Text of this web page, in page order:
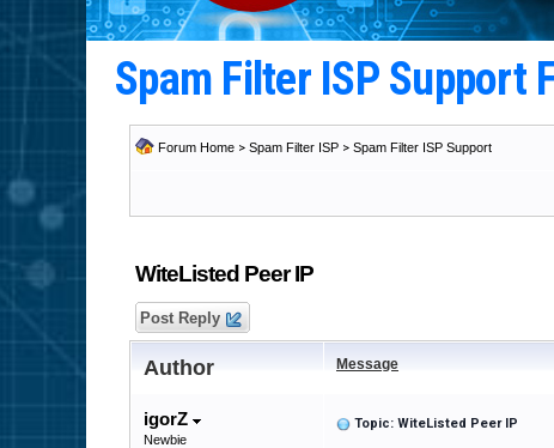
Spam Filter ISP Support
Forum Home > Spam Filter ISP > Spam Filter ISP Support
WiteListed Peer IP
Post Reply
Author Message
igorZ
Newbie
Topic: WiteListed Peer IP